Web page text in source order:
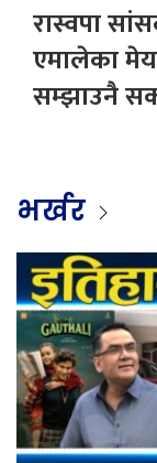
रास्वपा
एमालेका
सम्झाउनै
भर्खर